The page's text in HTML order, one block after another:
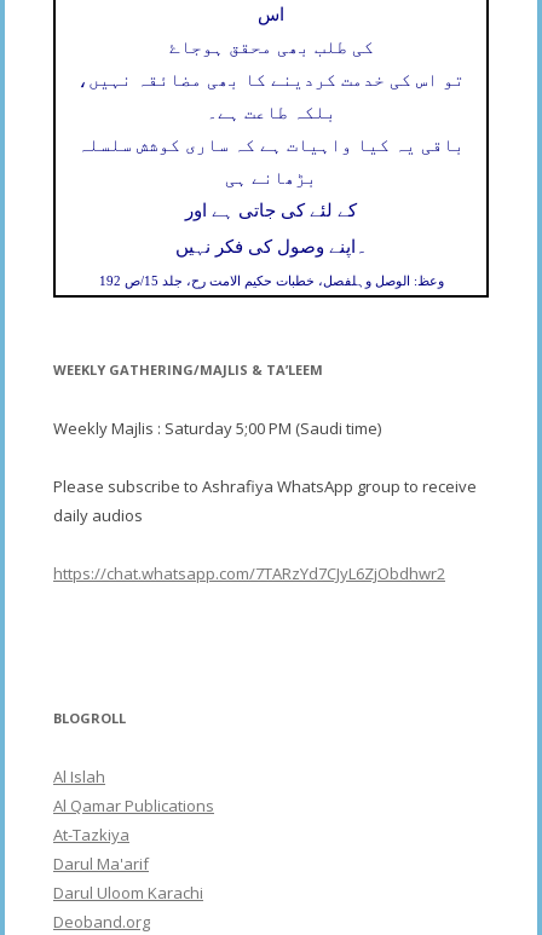
اس
کی طلب بھی محقق ہوجاۓ
تو اس کی خدمت کردینے کا بھی مضائقہ نہیں،
بلکہ طاعت ہے۔
باقی یہ کیا واہیات ہے کہ ساری کوشش سلسلہ
بڑھانے ہی
کے لئے کی جاتی ہے اور
اپنے وصول کی فکر نہیں ۔
وعظ: الوصل وہلفصل، خطبات حکیم الامت رح، جلد 15/ص 192
WEEKLY GATHERING/MAJLIS & TA’LEEM
Weekly Majlis : Saturday 5;00 PM (Saudi time)
Please subscribe to Ashrafiya WhatsApp group to receive
daily audios
https://chat.whatsapp.com/7TARzYd7CJyL6ZjObdhwr2
BLOGROLL
Al Islah
Al Qamar Publications
At-Tazkiya
Darul Ma'arif
Darul Uloom Karachi
Deoband.org